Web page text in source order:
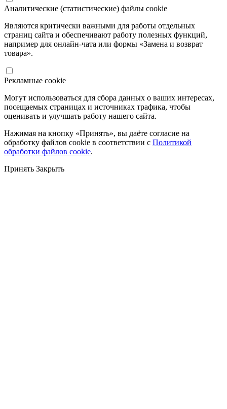
Аналитические (статистические) файлы cookie
Являются критически важными для работы отдельных
страниц сайта и обеспечивают работу полезных функций,
например для онлайн-чата или формы «Замена и возврат
товара».
Рекламные cookie
Могут использоваться для сбора данных о ваших интересах,
посещаемых страницах и источниках трафика, чтобы
оценивать и улучшать работу нашего сайта.
Нажимая на кнопку «Принять», вы даёте согласие на
обработку файлов cookie в соответствии с Политикой
обработки файлов cookie.
Принять Закрыть